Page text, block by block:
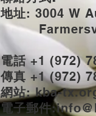
地址: 3004 W
電話+1 (972)
傳真 +1 (972)
網站: kba-
電子郵件: